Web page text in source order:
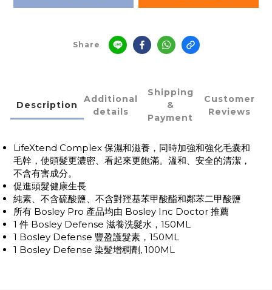
Share
Description
Additional
details
Shipping
&
Payment
Customer
Reviews
LifeXtend Complex 保濕和滋養，同時加強和強化毛囊和
毛幹，使頭髮更濃密、看起來更飽滿。溫和、安全的清潔，
不含有害成分。
促進頭髮健康生長
純素、不含硫酸鹽、不含對羥基苯甲酸酯和鄰苯二甲酸鹽
所有 Bosley Pro 產品均由 Bosley Inc Doctor 推薦
1 件 Bosley Defense 滋養洗髮水，150ML
1 Bosley Defense 豐盈護髮素，150ML
1 Bosley Defense 染髮增稠劑, 100ML